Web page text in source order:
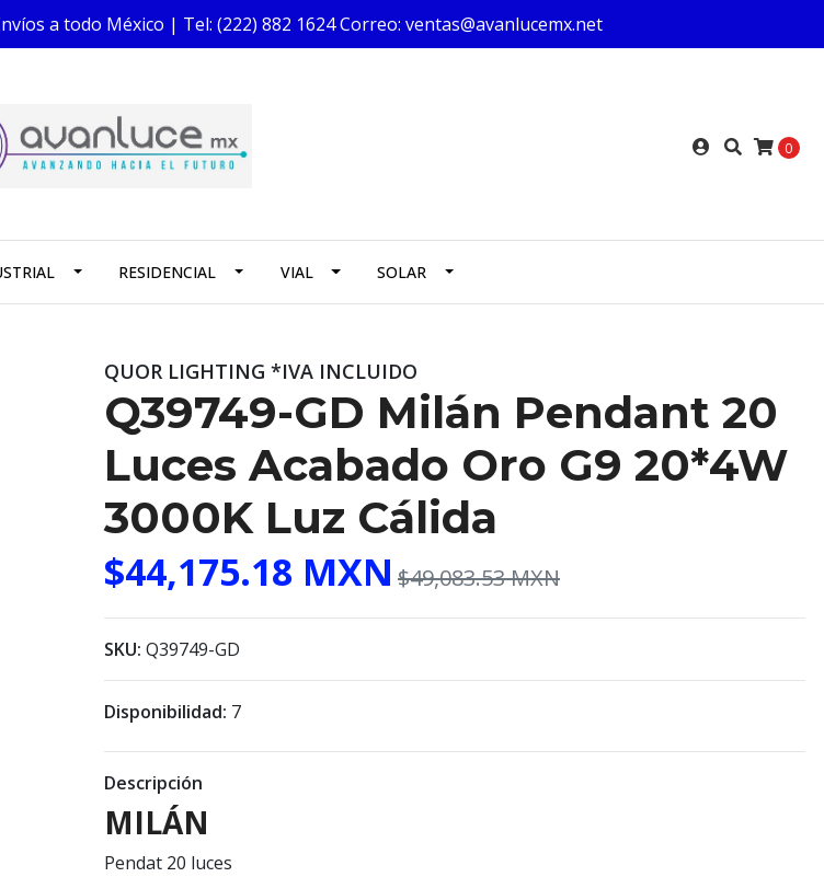
a todo México | Tel: (222) 882 1624 Correo: ventas@avanlucemx.net
0
RESIDENCIAL VIAL SOLAR
QUOR LIGHTING *IVA INCLUIDO
Q39749-GD Milán Pendant 20
Luces Acabado Oro G9 20*4W
3000K Luz Cálida
$44,175.18 MXN $49,083.53 MXN
SKU: Q39749-GD
Disponibilidad: 7
Descripción
MILÁN
Pendat 20 luces